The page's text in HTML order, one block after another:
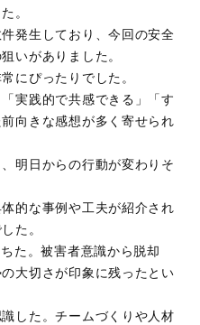
した。
発生しており、今回の安全
狙いがありました。
にぴったりでした。
実践的で共感できる」「す
向きな感想が多く寄せられ
明日からの行動が変わりそ
的な事例や工夫が紹介され
た。
た。被害者意識から脱却
大切さが印象に残ったとい
した。チームづくりや人材